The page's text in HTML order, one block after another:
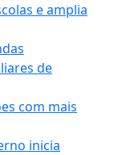
e amplia
de
com mais
inicia